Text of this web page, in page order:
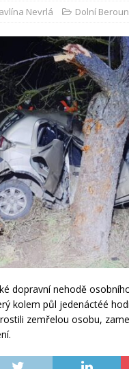
Nevrlá Dolní
dopravní nehodě
kolem půl jedenáctéé
zemřelou osobu,